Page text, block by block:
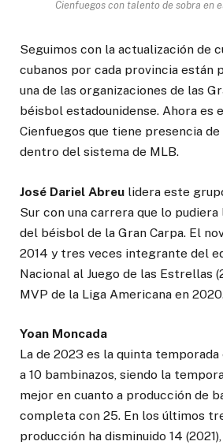
Cienfuegos con talento de sobra en
Seguimos con la actualización de
cubanos por cada provincia están
una de las organizaciones de las
béisbol estadounidense. Ahora es
Cienfuegos que tiene presencia de
dentro del sistema de MLB.
José Dariel Abreu lidera este
Sur con una carrera que lo
del béisbol de la Gran Carpa. El
2014 y tres veces integrante del
Nacional al Juego de las Estrellas
MVP de la Liga Americana en
Yoan Moncada
La de 2023 es la quinta
a 10 bambinazos, siendo la
mejor en cuanto a producción de
completa con 25. En los últimos
producción ha disminuido 14 (2021),